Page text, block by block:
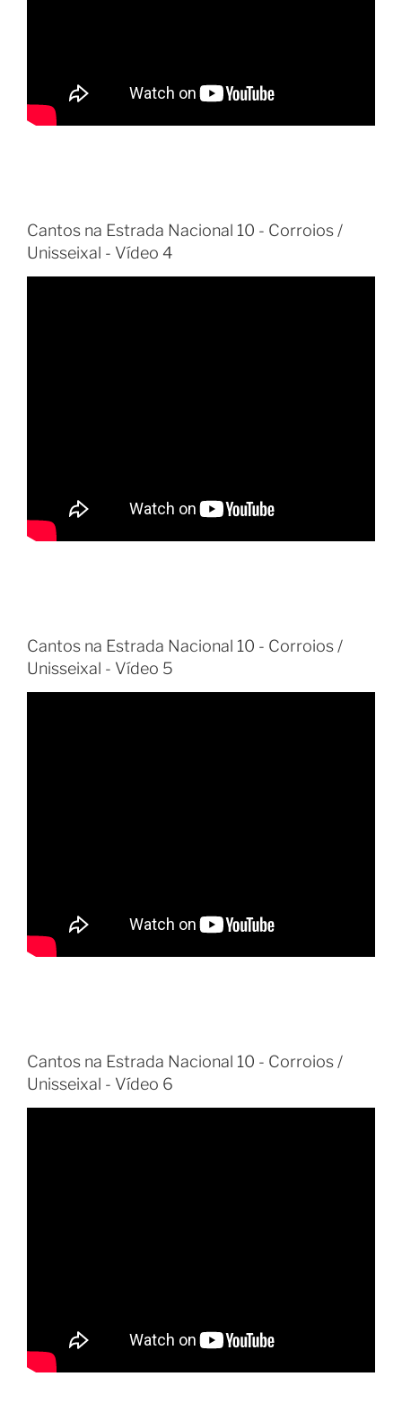
Cantos na Estrada Nacional 10 - Corroios /
Unisseixal - Vídeo 4
Cantos na Estrada Nacional 10 - Corroios /
Unisseixal - Vídeo 5
Cantos na Estrada Nacional 10 - Corroios /
Unisseixal - Vídeo 6